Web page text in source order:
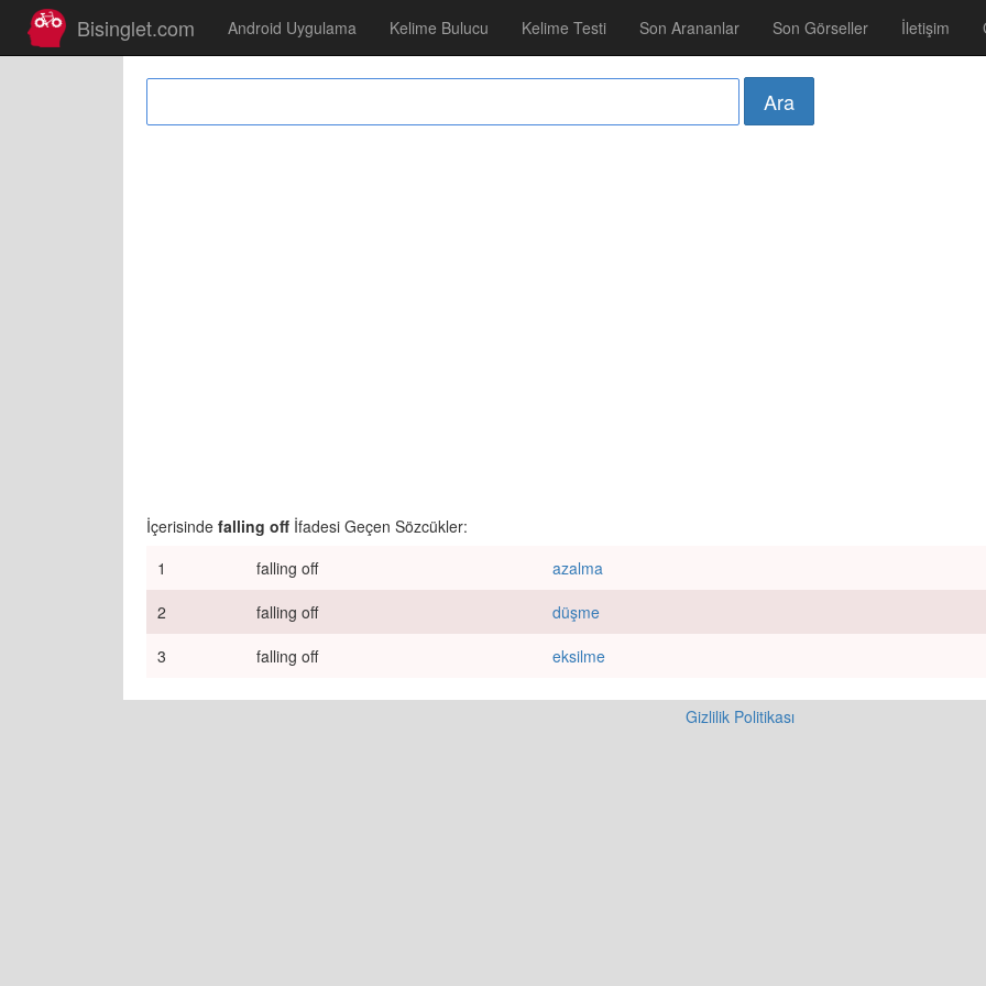
Bisinglet.com Android Uygulama Kelime Bulucu Kelime Testi Son Arananlar Son Görseller İletişim
İçerisinde falling off İfadesi Geçen Sözcükler:
1
falling off
azalma
2
falling off
düşme
3
falling off eksilme
Gizlilik Politikası